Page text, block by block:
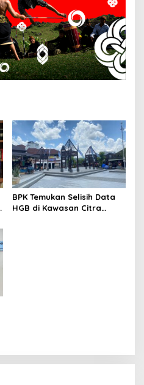
BPK Temukan Selisih Data
HGB di Kawasan Citra